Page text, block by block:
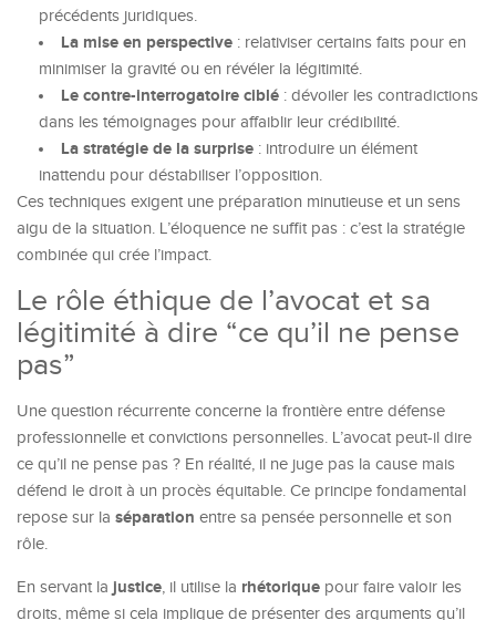
précédents juridiques.
La mise en perspective : relativiser certains faits pour en
minimiser la gravité ou en révéler la légitimité.
Le contre-interrogatoire ciblé : dévoiler les contradictions
dans les témoignages pour affaiblir leur crédibilité.
La stratégie de la surprise : introduire un élément
inattendu pour déstabiliser l’opposition.
Ces techniques exigent une préparation minutieuse et un sens
aigu de la situation. L’éloquence ne suffit pas : c’est la stratégie
combinée qui crée l’impact.
Le rôle éthique de l’avocat et sa
légitimité à dire “ce qu’il ne pense
pas”
Une question récurrente concerne la frontière entre défense
professionnelle et convictions personnelles. L’avocat peut-il dire
ce qu’il ne pense pas ? En réalité, il ne juge pas la cause mais
défend le droit à un procès équitable. Ce principe fondamental
repose sur la séparation entre sa pensée personnelle et son
rôle.
En servant la justice, il utilise la rhétorique pour faire valoir les
droits, même si cela implique de présenter des arguments qu’il